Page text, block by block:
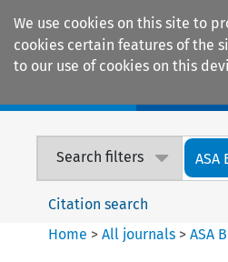
We use cookies on this site to
cookies certain features of the
to our use of cookies on this
Search filters ASA
Citation search
Home >All journals >ASA